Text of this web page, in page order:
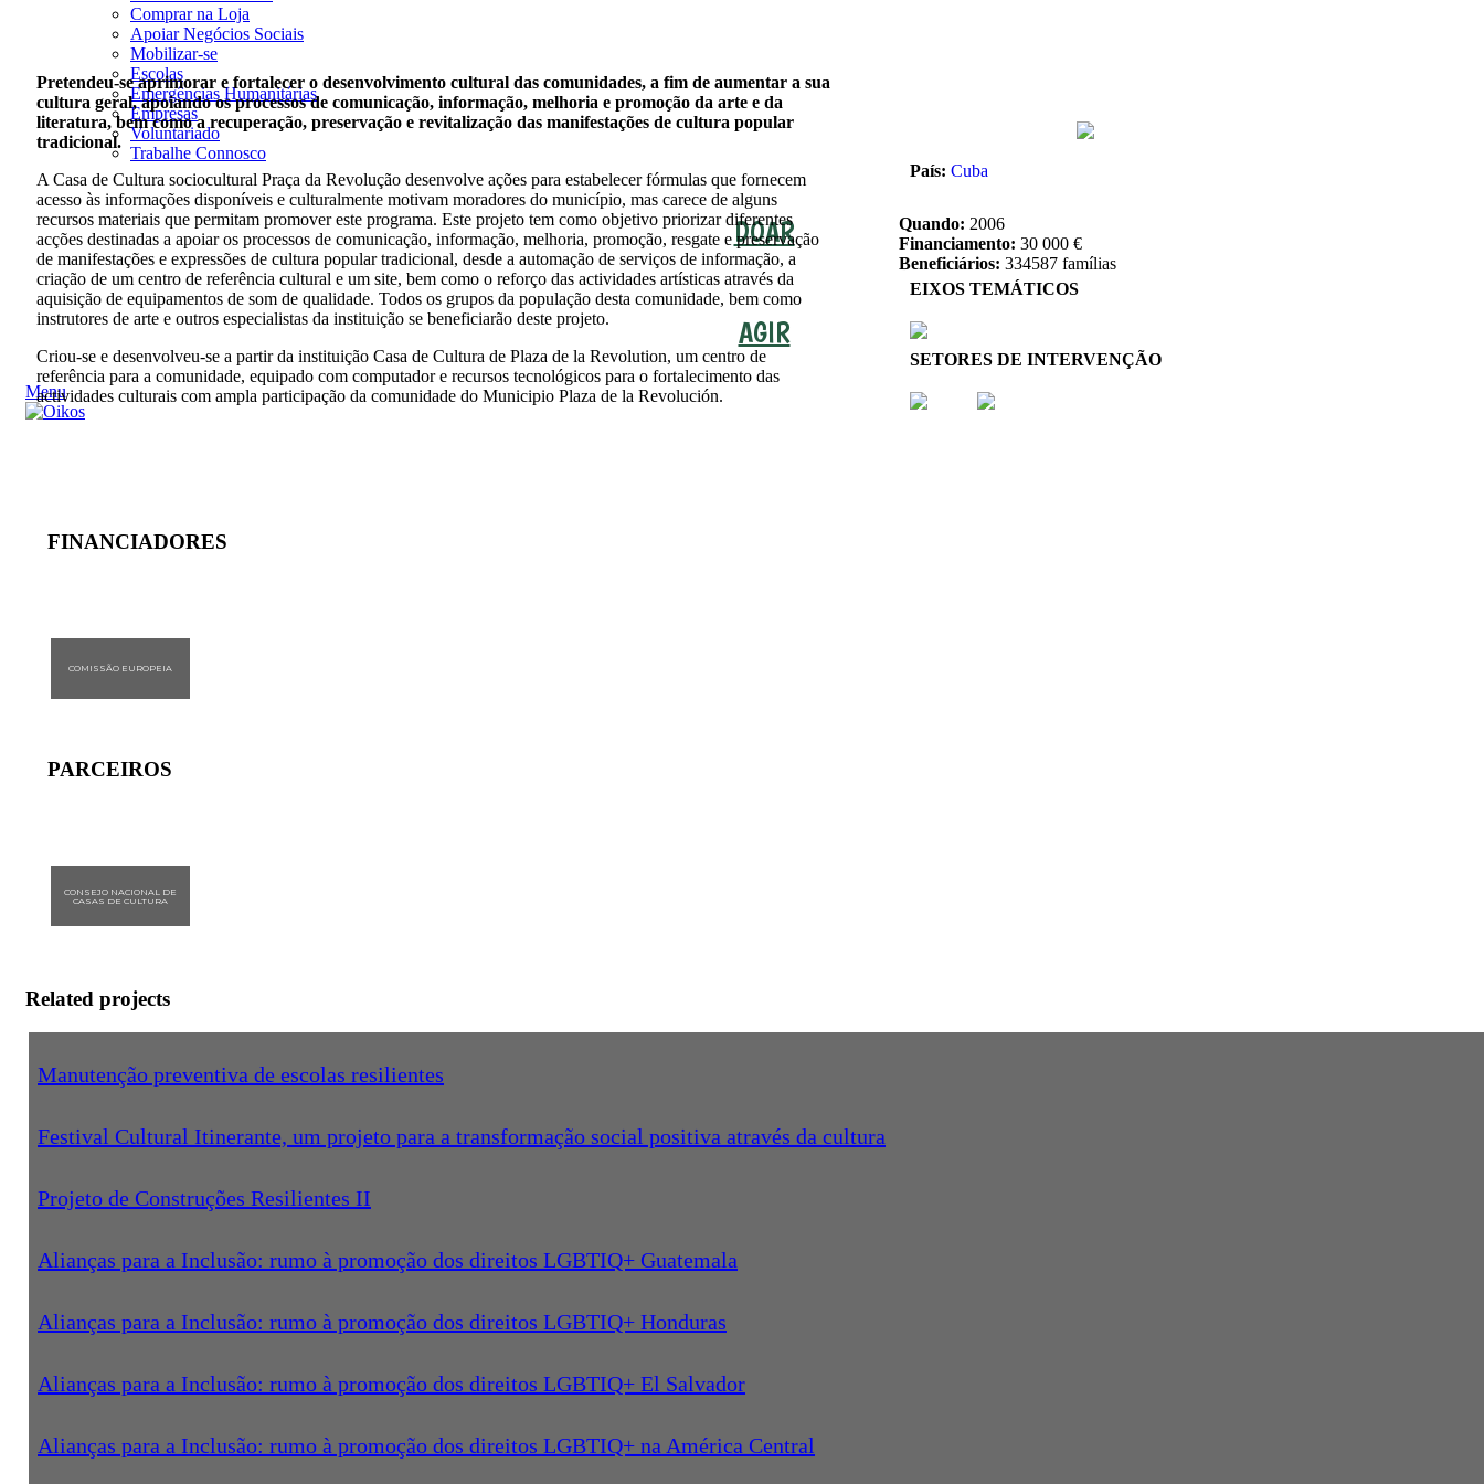
Comprar na Loja
Apoiar Negócios Sociais
Mobilizar-se
Escolas
Emergências Humanitárias
Empresas
Voluntariado
Trabalhe Connosco
DOAR
AGIR
Menu
Pretendeu-se aprimorar e fortalecer o desenvolvimento cultural das comunidades, a fim de aumentar a sua
cultura geral, apoiando os processos de comunicação, informação, melhoria e promoção da arte e da
literatura, bem como a recuperação, preservação e revitalização das manifestações de cultura popular
tradicional.
A Casa de Cultura sociocultural Praça da Revolução desenvolve ações para estabelecer fórmulas que fornecem
acesso às informações disponíveis e culturalmente motivam moradores do município, mas carece de alguns
recursos materiais que permitam promover este programa. Este projeto tem como objetivo priorizar diferentes
acções destinadas a apoiar os processos de comunicação, informação, melhoria, promoção, resgate e preservação
de manifestações e expressões de cultura popular tradicional, desde a automação de serviços de informação, a
criação de um centro de referência cultural e um site, bem como o reforço das actividades artísticas através da
aquisição de equipamentos de som de qualidade. Todos os grupos da população desta comunidade, bem como
instrutores de arte e outros especialistas da instituição se beneficiarão deste projeto.
Criou-se e desenvolveu-se a partir da instituição Casa de Cultura de Plaza de la Revolution, um centro de
referência para a comunidade, equipado com computador e recursos tecnológicos para o fortalecimento das
actividades culturais com ampla participação da comunidade do Municipio Plaza de la Revolución.
País: Cuba
Quando: 2006
Financiamento: 30 000 €
Beneficiários: 334587 famílias
EIXOS TEMÁTICOS
SETORES DE INTERVENÇÃO
FINANCIADORES
COMISSÃO EUROPEIA
PARCEIROS
CONSEJO NACIONAL DE
CASAS DE CULTURA
Related projects
Manutenção preventiva de escolas resilientes
Festival Cultural Itinerante, um projeto para a transformação social positiva através da cultura
Projeto de Construções Resilientes II
Alianças para a Inclusão: rumo à promoção dos direitos LGBTIQ+ Guatemala
Alianças para a Inclusão: rumo à promoção dos direitos LGBTIQ+ Honduras
Alianças para a Inclusão: rumo à promoção dos direitos LGBTIQ+ El Salvador
Alianças para a Inclusão: rumo à promoção dos direitos LGBTIQ+ na América Central